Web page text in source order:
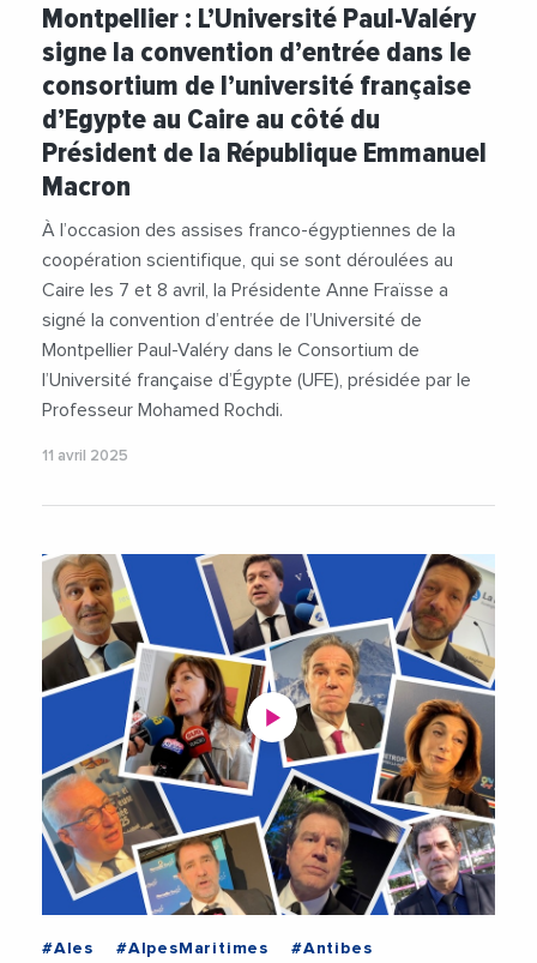
#EchangesMediterraneens
#EmmanuelMacron
#EnseignementSuperieur
#Etudiants
#Gouvernement
#Universite
#UniversitePaulValery
Montpellier : L’Université Paul-Valéry
signe la convention d’entrée dans le
consortium de l’université française
d’Egypte au Caire au côté du
Président de la République Emmanuel
Macron
À l’occasion des assises franco-égyptiennes de la
coopération scientifique, qui se sont déroulées au
Caire les 7 et 8 avril, la Présidente Anne Fraïsse a
signé la convention d’entrée de l’Université de
Montpellier Paul-Valéry dans le Consortium de
l’Université française d’Égypte (UFE), présidée par le
Professeur Mohamed Rochdi.
11 avril 2025
#Ales #AlpesMaritimes
#Antibes